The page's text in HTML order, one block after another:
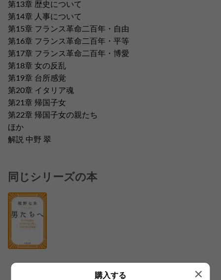
第13章 歴史について
第14章 人事について
第15章 フランス革命二百年・自由
第16章 フランス革命二百年・平等
第17章 フランス革命二百年・博愛
第18章 女の反乱
第19章 台所感覚
第20章 イタリア魂
第21章 帰国子女
第22章 帰国子女の親たち
ほか
解説 中野 翠
同じシリーズの本
購入する